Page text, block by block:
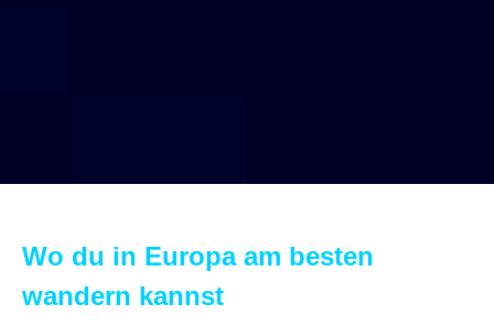
Wo du in Europa am besten
wandern kannst